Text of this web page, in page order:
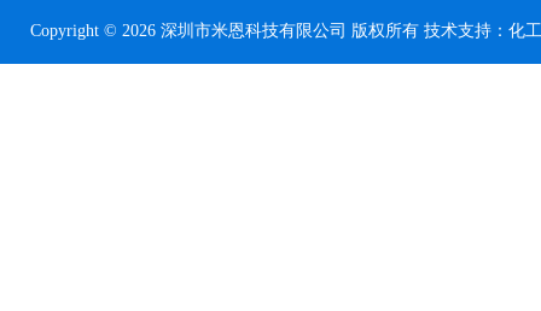
Copyright © 2026 深圳市米恩科技有限公司 版权所有 技术支持： 化